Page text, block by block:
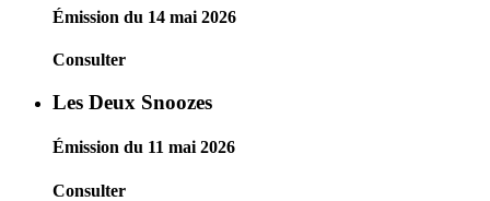
Émission du 14 mai 2026
Consulter
Les Deux Snoozes
Émission du 11 mai 2026
Consulter